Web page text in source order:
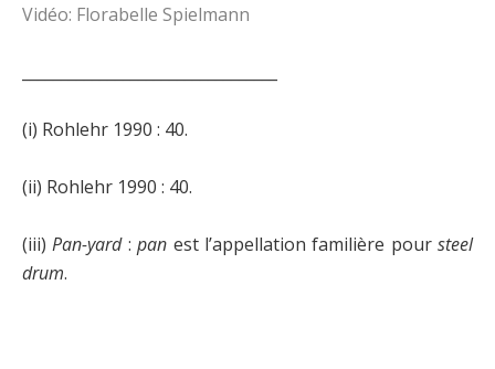
Vidéo: Florabelle Spielmann
(i) Rohlehr 1990 : 40.
(ii) Rohlehr 1990 : 40.
(iii)Pan-yard:pan est l’appellation familière pour steel
drum.